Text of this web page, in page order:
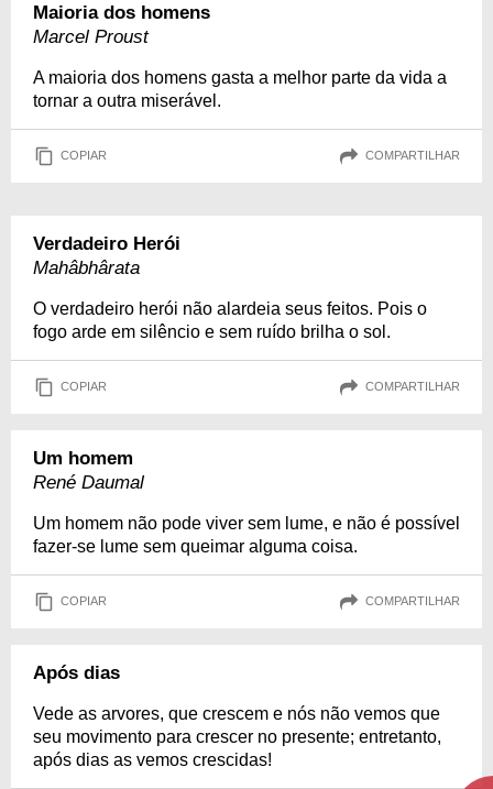
Maioria dos homens
Marcel Proust
A maioria dos homens gasta a melhor parte da vida a
tornar a outra miserável.
COPIAR COMPARTILHAR
Verdadeiro Herói
Mahâbhârata
O verdadeiro herói não alardeia seus feitos. Pois o
fogo arde em silêncio e sem ruído brilha o sol.
COPIAR COMPARTILHAR
Um homem
René Daumal
Um homem não pode viver sem lume, e não é possível
fazer-se lume sem queimar alguma coisa.
COPIAR COMPARTILHAR
Após dias
Vede as arvores, que crescem e nós não vemos que
seu movimento para crescer no presente; entretanto,
após dias as vemos crescidas!